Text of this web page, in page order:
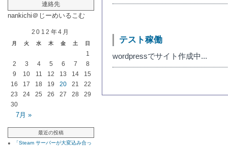
テスト稼働
wordpressでサイト作成中...
連絡先
nankichi＠じーめいるこむ
2012年4月
月 火 水 木 金 土 日
1
2
3 4 5 6 7
8
9
10 11 12 13 14
15
16
17 18 19 20 21
22
23
24 25 26 27 28
29
30
7月 »
最近の投稿
「Steam サーバーが大変込み合っ